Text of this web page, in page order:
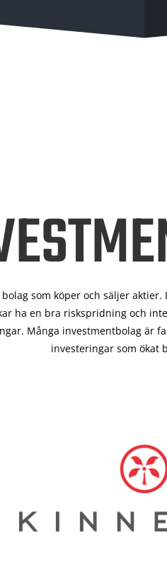
som köper och säljer aktier.
ha en bra riskspridning och
Många investmentbolag är
investeringar som ökat